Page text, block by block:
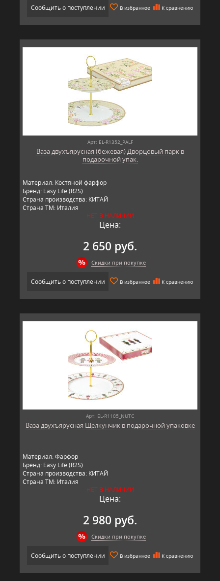
Сообщить о поступлении В избранное К сравнению
Арт: EL-R1352_PALF
Ваза двухъярусная (бежевая) Дворцовый парк в
подарочной упак.
Материал: Костяной фарфор
Бренд: Easy Life (R2S)
Страна производства: КИТАЙ
Страна ТМ: Италия
НЕТ В НАЛИЧИИ
Цена:
2 650 руб.
Скидки при покупке
Сообщить о поступлении В избранное К сравнению
Арт: EL-R1105_NUTC
Ваза двухъярусная Щелкунчик в подарочной упаковке
Материал: Фарфор
Бренд: Easy Life (R2S)
Страна производства: КИТАЙ
Страна ТМ: Италия
НЕТ В НАЛИЧИИ
Цена:
2 980 руб.
Скидки при покупке
Сообщить о поступлении В избранное К сравнению